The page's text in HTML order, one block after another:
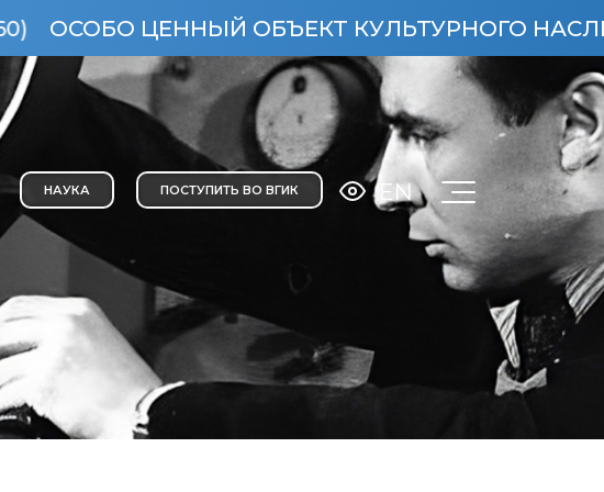
ЦЕННЫЙ ОБЪЕКТ КУЛЬТУРНОГО НАСЛЕДИЯ
НАУКА ПОСТУПИТЬ ВО ВГИК EN